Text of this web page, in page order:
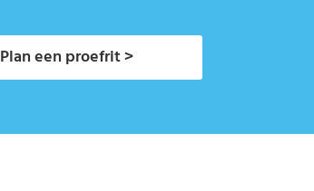
Plan een proefrit >